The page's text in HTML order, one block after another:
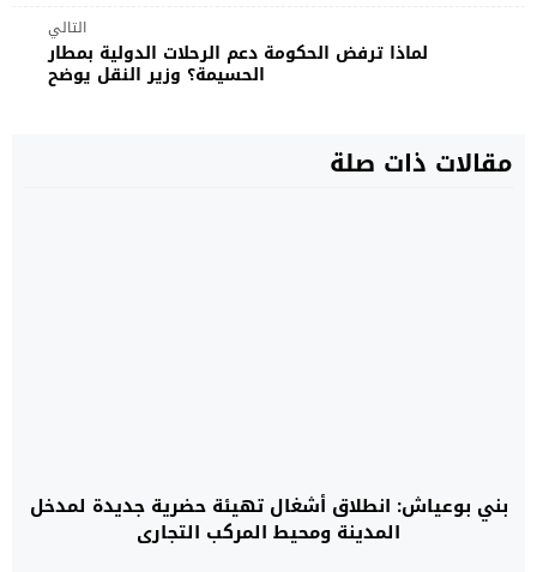
التالي
لماذا ترفض الحكومة دعم الرحلات الدولية بمطار
الحسيمة؟ وزير النقل يوضح
مقالات ذات صلة
بني بوعياش: انطلاق أشغال تهيئة حضرية جديدة لمدخل
المدينة ومحيط المركب التجاري